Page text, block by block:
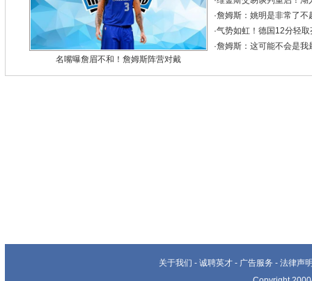
名嘴曝詹眉不和！詹姆斯阵营对戴
·詹姆斯：姚明是非常了不
·气势如虹！德国12分轻
·詹姆斯：这可能不会是我
关于我们 - 诚聘英才 - 广告服务 - 法律声